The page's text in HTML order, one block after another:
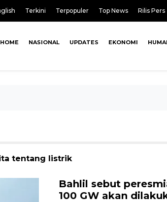
Terkini Terpopuler Top News Rilis Pers
HOME NASIONAL UPDATES EKONOMI
tentang listrik
Bahlil sebut
100 GW akan